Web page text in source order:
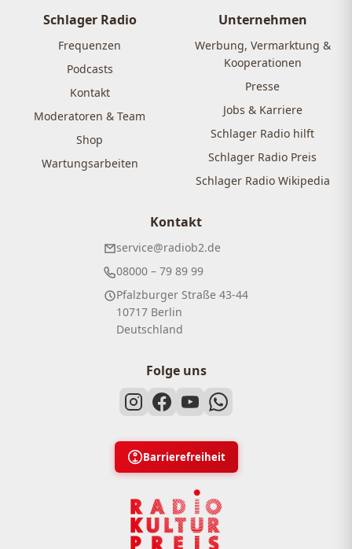
Schlager Radio
Frequenzen
Podcasts
Kontakt
Moderatoren & Team
Shop
Wartungsarbeiten
Unternehmen
Werbung, Vermarktung &
Kooperationen
Presse
Jobs & Karriere
Schlager Radio hilft
Schlager Radio Preis
Schlager Radio Wikipedia
Kontakt
service@radiob2.de
08000 – 79 89 99
Pfalzburger Straße 43-44
10717 Berlin
Deutschland
Folge uns
Barrierefreiheit